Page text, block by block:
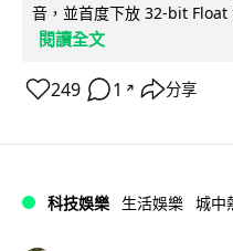
音，並首度下放 32-bit Float
閱讀全文
249 1 ↗ 分享
科技娛樂 生活娛樂 城中